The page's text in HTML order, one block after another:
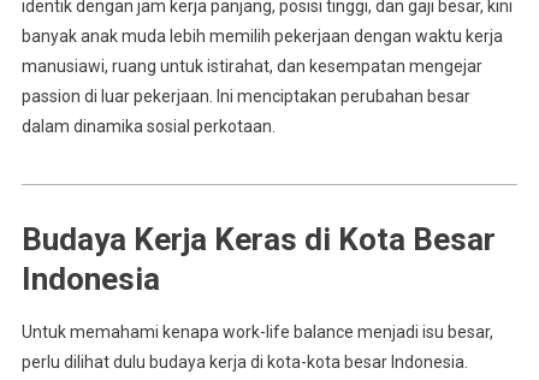
identik dengan jam kerja panjang, posisi tinggi, dan gaji besar, kini
banyak anak muda lebih memilih pekerjaan dengan waktu kerja
manusiawi, ruang untuk istirahat, dan kesempatan mengejar
passion di luar pekerjaan. Ini menciptakan perubahan besar
dalam dinamika sosial perkotaan.
Budaya Kerja Keras di Kota Besar
Indonesia
Untuk memahami kenapa work-life balance menjadi isu besar,
perlu dilihat dulu budaya kerja di kota-kota besar Indonesia.